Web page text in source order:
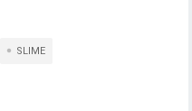
SLIME